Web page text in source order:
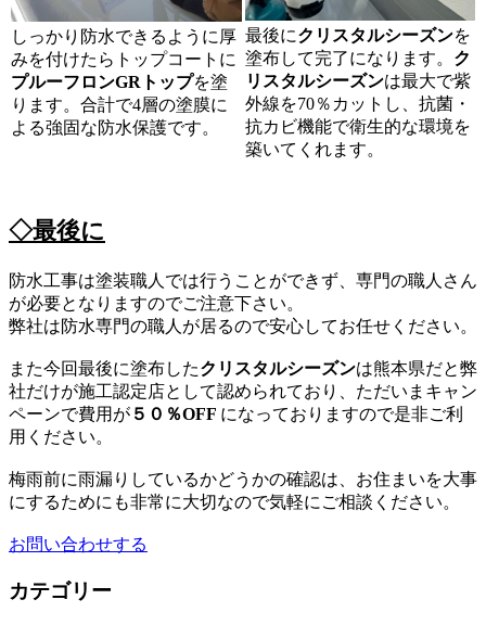
しっかり防水できるように厚
みを付けたらトップコートに
プルーフロンGRトップを塗
ります。合計で4層の塗膜に
よる強固な防水保護です。
最後にクリスタルシーズンを
塗布して完了になります。 ク
リスタルシーズンは最大で紫
外線を70％カットし、抗菌・
抗カビ機能で衛生的な環境を
築いてくれます。
◇最後に
防水工事は塗装職人では行うことができず、専門の職人さん
が必要となりますのでご注意下さい。
弊社は防水専門の職人が居るので安心してお任せください。
また今回最後に塗布したクリスタルシーズンは熊本県だと弊
社だけが施工認定店として認められており、ただいまキャン
ペーンで費用が ５０％OFF になっておりますので是非ご利
用ください。
梅雨前に雨漏りしているかどうかの確認は、お住まいを大事
にするためにも非常に大切なので気軽にご相談ください。
お問い合わせする
カテゴリー